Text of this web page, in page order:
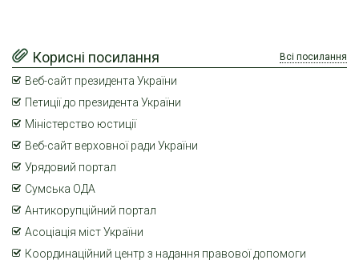
Корисні посилання Всі посилання
Веб-сайт президента України
Петиції до президента України
Міністерство юстиції
Веб-сайт верховної ради України
Урядовий портал
Сумська ОДА
Антикорупційний портал
Асоціація міст України
Координаційний центр з надання правової допомоги